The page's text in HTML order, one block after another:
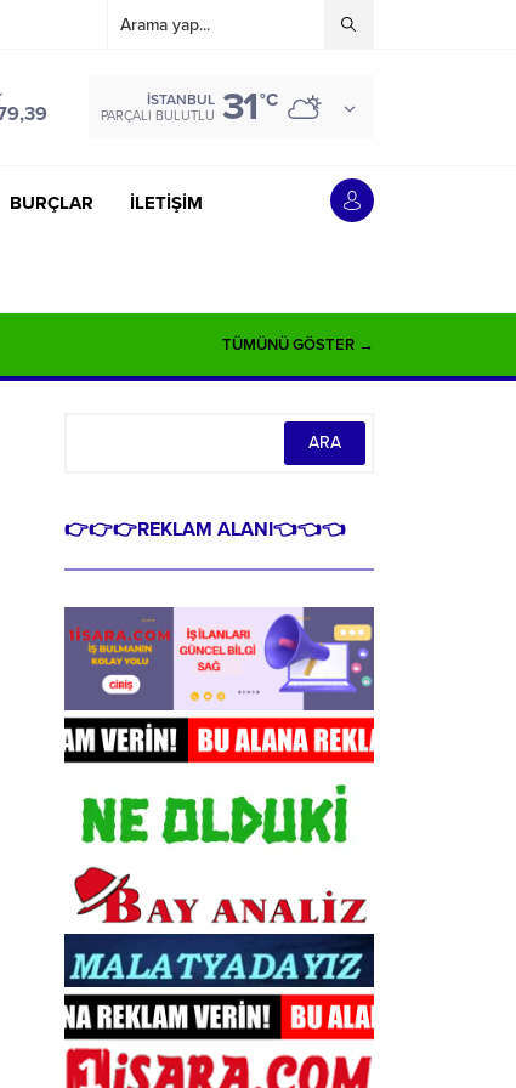
İSTANBUL
PARÇALI BULUTLU 31°C
BURÇLAR İLETİŞİM
TÜMÜNÜ GÖSTER →
👉👉👉REKLAM ALANI👈👈👈